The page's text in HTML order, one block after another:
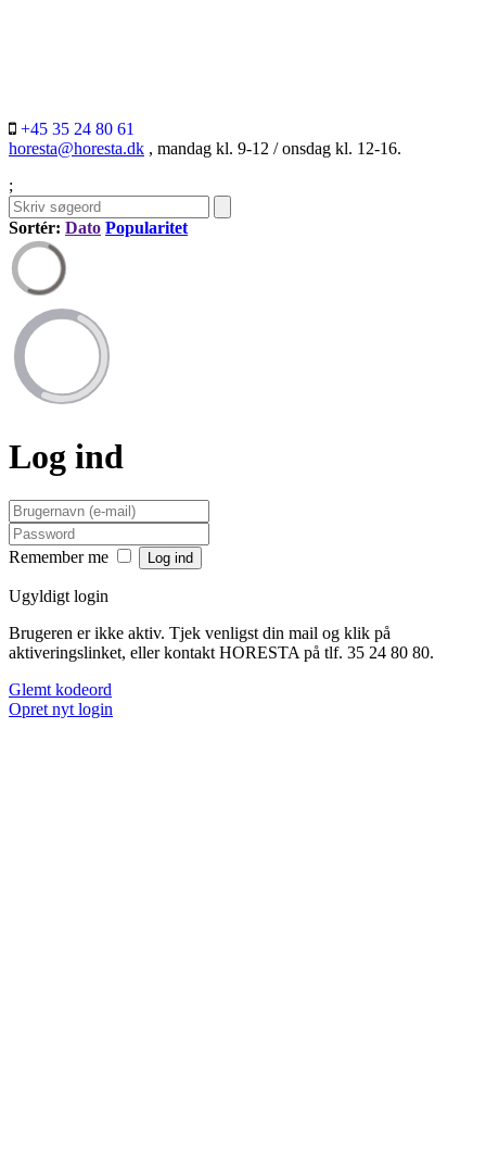
+45 35 24 80 61
horesta@horesta.dk , mandag kl. 9-12 / onsdag kl. 12-16.
;
Sortér: Dato Popularitet
Log ind
Remember me
Ugyldigt login
Brugeren er ikke aktiv. Tjek venligst din mail og klik på
aktiveringslinket, eller kontakt HORESTA på tlf. 35 24 80 80.
Glemt kodeord
Opret nyt login